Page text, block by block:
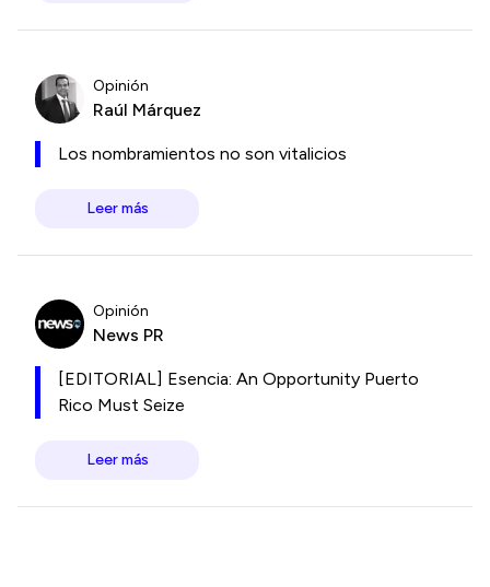
Opinión
Raúl Márquez
Los nombramientos no son vitalicios
Leer más
Opinión
News PR
[EDITORIAL] Esencia: An Opportunity Puerto
Rico Must Seize
Leer más